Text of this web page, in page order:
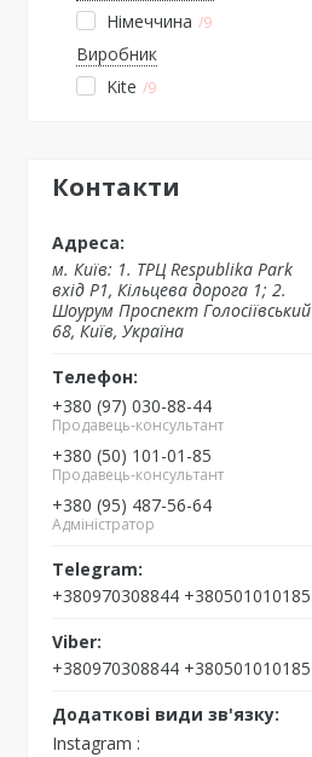
Німеччина
9
Виробник
Kite
9
Контакти
м. Київ: 1. ТРЦ Respublika Park
вхід P1, Кільцева дорога 1; 2.
Шоурум Проспект Голосіївський
68, Київ, Україна
+380 (97) 030-88-44
Продавець-консультант
+380 (50) 101-01-85
Продавець-консультант
+380 (95) 487-56-64
Адміністратор
+380970308844 +380501010185
+380970308844 +380501010185
Instagram